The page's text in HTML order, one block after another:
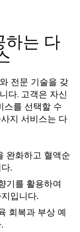
하는 다
전문 기술을 갖
다. 고객은 자신
스를 선택할 수
지 서비스는 다
완화하고 혈액순
.
기를 활용하여
입니다.
회복과 부상 예